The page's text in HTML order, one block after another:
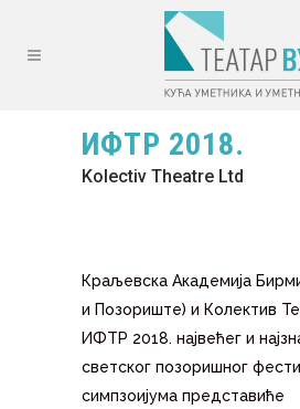
ИФТР 2018.
Kolectiv Theatre Ltd
Краљевска Академија
и Позориште) и Колектив
ИФТР 2018. највећег и
светског позоришног
симпзоијума представиће